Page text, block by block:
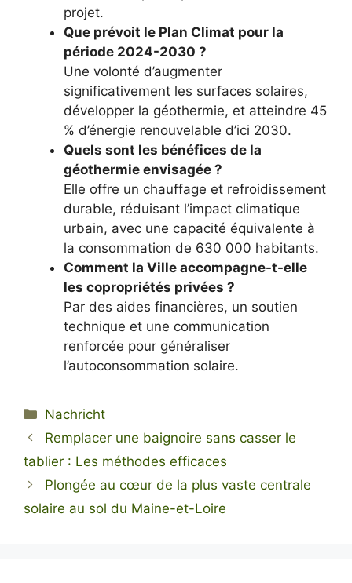
projet.
Que prévoit le Plan Climat pour la
période 2024-2030 ?
Une volonté d’augmenter
significativement les surfaces solaires,
développer la géothermie, et atteindre 45
% d’énergie renouvelable d’ici 2030.
Quels sont les bénéfices de la
géothermie envisagée ?
Elle offre un chauffage et refroidissement
durable, réduisant l’impact climatique
urbain, avec une capacité équivalente à
la consommation de 630 000 habitants.
Comment la Ville accompagne-t-elle
les copropriétés privées ?
Par des aides financières, un soutien
technique et une communication
renforcée pour généraliser
l’autoconsommation solaire.
Kategorien
Nachricht
Remplacer une baignoire sans casser le
tablier : Les méthodes efficaces
Plongée au cœur de la plus vaste centrale
solaire au sol du Maine-et-Loire